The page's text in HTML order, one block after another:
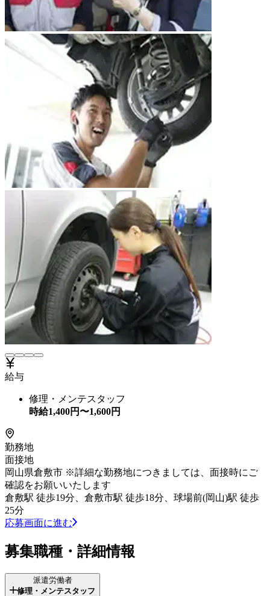
給与
修理・メンテスタッフ
時給1,400円〜1,600円
勤務地
面接地
岡山県倉敷市 ※詳細な勤務地につきましては、面接時にご
確認をお願いいたします
倉敷駅 徒歩19分、倉敷市駅 徒歩18分、球場前(岡山)駅 徒歩
25分
応募画面に進む
募集職種・詳細情報
派遣労働者
修理・メンテスタッフ